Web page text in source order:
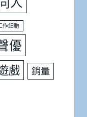
作細胞
優
戲 銷量